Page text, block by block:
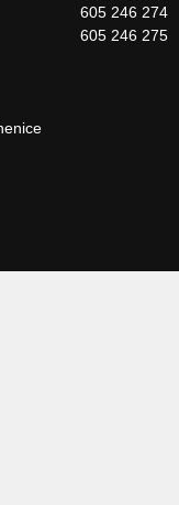
605 246 274
605 246 275